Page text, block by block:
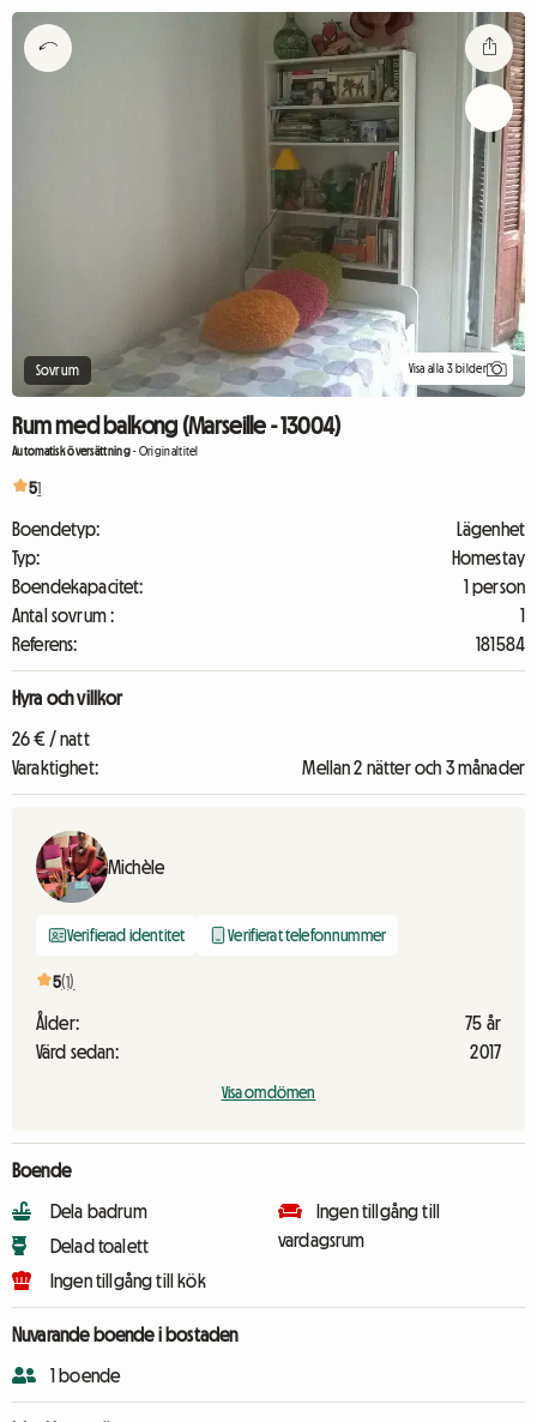
Sovrum Visa alla 3 bilder
Rum med balkong (Marseille - 13004)
Automatisk översättning-Originaltitel
51
Boendetyp:
Lägenhet
Typ:
Homestay
Boendekapacitet:
1 person
Antal sovrum :
1
Referens:
181584
Hyra och villkor
26 € / natt
Varaktighet:
Mellan 2 nätter och 3 månader
Michèle
Verifierad identitet Verifierat telefonnummer
5(1)
Ålder:
75 år
Värd sedan:
2017
Visa omdömen
Boende
Dela badrum
Delad toalett
Ingen tillgång till kök
Ingen tillgång till
vardagsrum
Nuvarande boende i bostaden
1 boende